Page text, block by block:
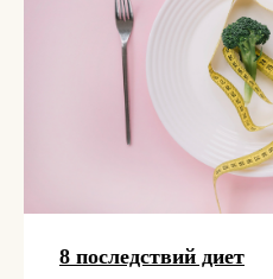
8 последствий диет